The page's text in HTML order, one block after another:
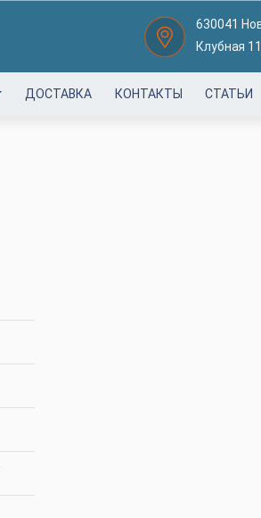
630041
Клубная
ДОСТАВКА КОНТАКТЫ СТАТЬИ